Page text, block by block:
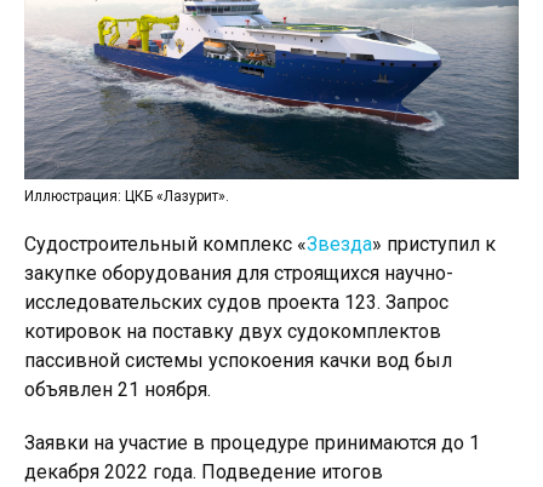
Иллюстрация: ЦКБ «Лазурит».
Судостроительный комплекс «Звезда» приступил к
закупке оборудования для строящихся научно-
исследовательских судов проекта 123. Запрос
котировок на поставку двух судокомплектов
пассивной системы успокоения качки вод был
объявлен 21 ноября.
Заявки на участие в процедуре принимаются до 1
декабря 2022 года. Подведение итогов